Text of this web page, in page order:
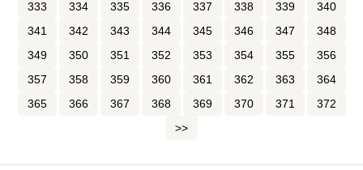
333
334 335 336 337 338 339
340
341
342 343 344 345 346 347
348
349
350 351 352 353 354 355
356
357
358 359 360 361 362 363
364
365
366 367 368 369 370 371
372
>>